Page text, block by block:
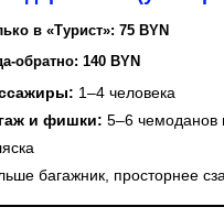
в «Турист»: 75 BYN
обратно: 140 BYN
1–4 человека
и фишки: 5–6 чемоданов
багажник, просторнее